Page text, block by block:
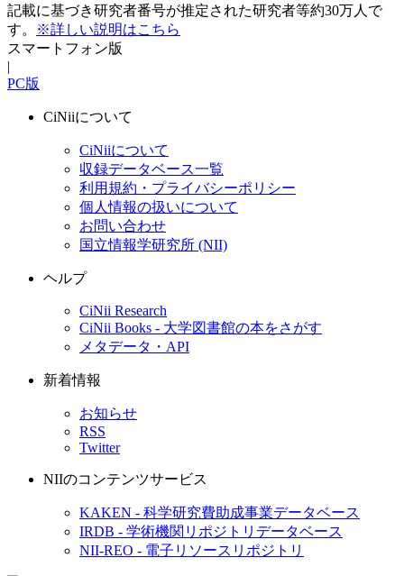
記載に基づき研究者番号が推定された研究者等約30万人で
す。
※詳しい説明はこちら
スマートフォン版
|
PC版
CiNiiについて
CiNiiについて
収録データベース一覧
利用規約・プライバシーポリシー
個人情報の扱いについて
お問い合わせ
国立情報学研究所 (NII)
ヘルプ
CiNii Research
CiNii Books - 大学図書館の本をさがす
メタデータ・API
新着情報
お知らせ
RSS
Twitter
NIIのコンテンツサービス
KAKEN - 科学研究費助成事業データベース
IRDB - 学術機関リポジトリデータベース
NII-REO - 電子リソースリポジトリ